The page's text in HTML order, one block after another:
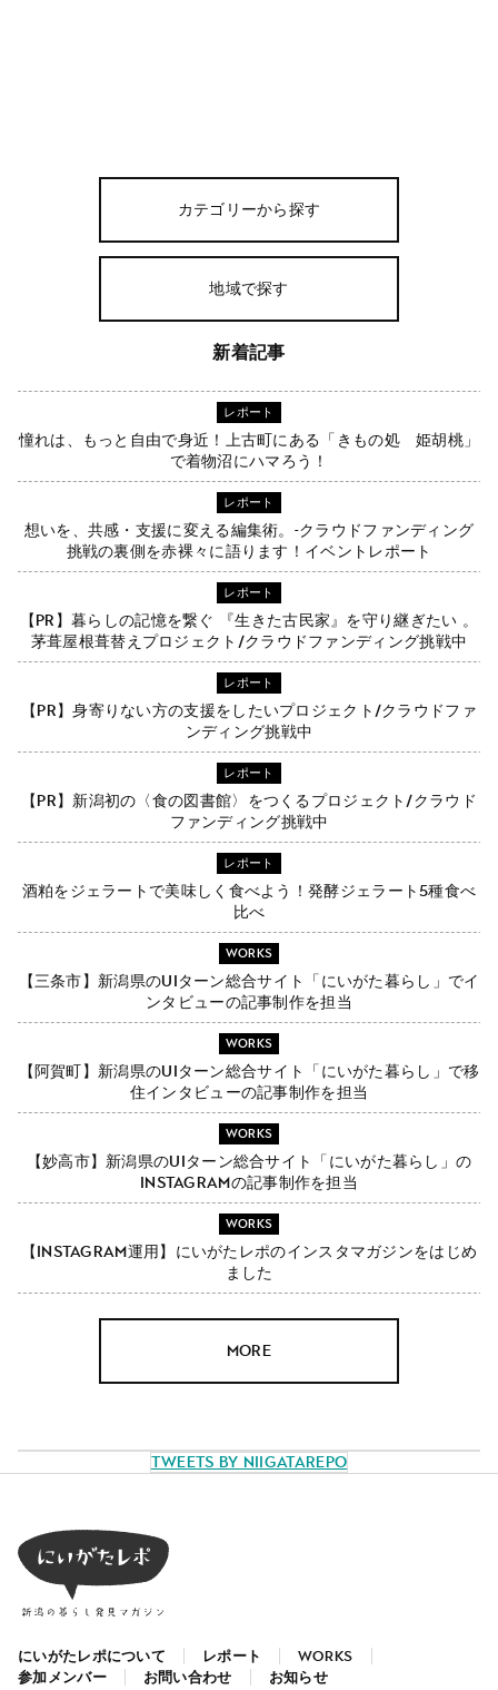
カテゴリーから探す
地域で探す
新着記事
レポート
憧れは、もっと自由で身近！上古町にある「きもの処 姫胡桃」
で着物沼にハマろう！
レポート
想いを、共感・支援に変える編集術。-クラウドファンディング
挑戦の裏側を赤裸々に語ります！イベントレポート
レポート
【PR】暮らしの記憶を繋ぐ 『生きた古民家』を守り継ぎたい 。
茅葺屋根葺替えプロジェクト/クラウドファンディング挑戦中
レポート
【PR】身寄りない方の支援をしたいプロジェクト/クラウドファ
ンディング挑戦中
レポート
【PR】新潟初の〈食の図書館〉をつくるプロジェクト/クラウド
ファンディング挑戦中
レポート
酒粕をジェラートで美味しく食べよう！発酵ジェラート5種食べ
比べ
WORKS
【三条市】新潟県のUIターン総合サイト「にいがた暮らし」でイ
ンタビューの記事制作を担当
WORKS
【阿賀町】新潟県のUIターン総合サイト「にいがた暮らし」で移
住インタビューの記事制作を担当
WORKS
【妙高市】新潟県のUIターン総合サイト「にいがた暮らし」の
Instagramの記事制作を担当
WORKS
【Instagram運用】にいがたレポのインスタマガジンをはじめ
ました
MORE
Tweets by NiigataRepo
にいがたレポについて レポート
WORKS
参加メンバー
お問い合わせ お知らせ